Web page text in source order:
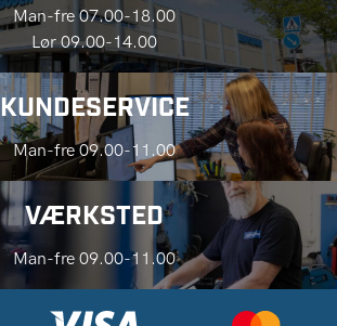
Man-fre 07.00-18.00
Lør 09.00-14.00
KUNDESERVICE
Man-fre 09.00-11.00
VÆRKSTED
Man-fre 09.00-11.00